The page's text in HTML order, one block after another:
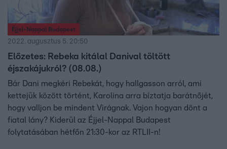
Éjjel-Nappal Budapest
2022. augusztus 5. 20:50
Előzetes: Rebeka kitálal Danival töltött
éjszakájukról? (08.08.)
Bár Dani megkéri Rebekát, hogy hallgasson arról, ami
kettejük között történt, Karolina arra bíztatja barátnőjét,
hogy valljon be mindent Virágnak. Vajon hogyan dönt a
fiatal lány? Kiderül az Éjjel-Nappal Budapest
folytatásában hétfőn 21:30-kor az RTLII-n!